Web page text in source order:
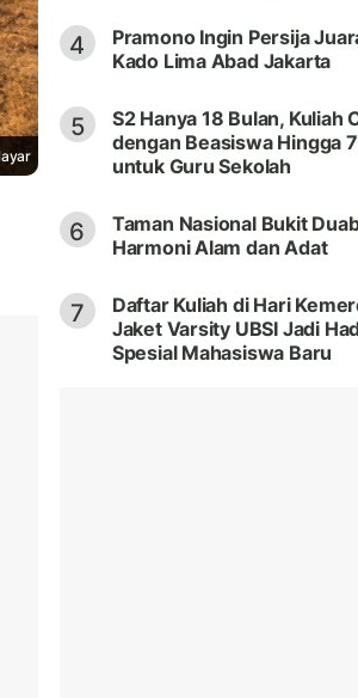
4
Pramono Ingin Persija
Kado Lima Abad Jakarta
5
S2 Hanya 18 Bulan, Kuliah
dengan Beasiswa Hingga
untuk Guru Sekolah
6
Taman Nasional Bukit
Harmoni Alam dan Adat
7
Daftar Kuliah di Hari
Jaket Varsity UBSI Jadi
Spesial Mahasiswa Baru